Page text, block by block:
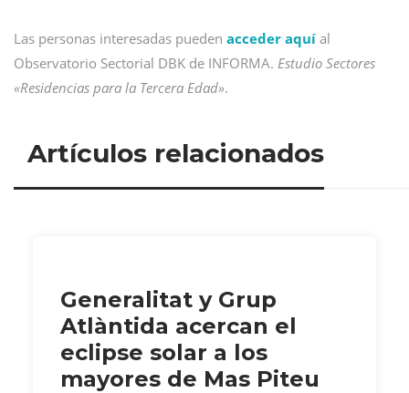
Las personas interesadas pueden acceder aquí al
Observatorio Sectorial DBK de INFORMA. Estudio Sectores
«Residencias para la Tercera Edad».
Artículos relacionados
Generalitat y Grup
Atlàntida acercan el
eclipse solar a los
mayores de Mas Piteu